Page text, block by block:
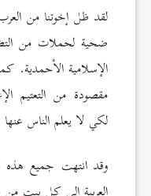
لقد ظل إخوتنا من
ضحية لحملات من
الإسلامية الأحمدية.
مقصودة من التعتيم
لكي لا يعلم الناس